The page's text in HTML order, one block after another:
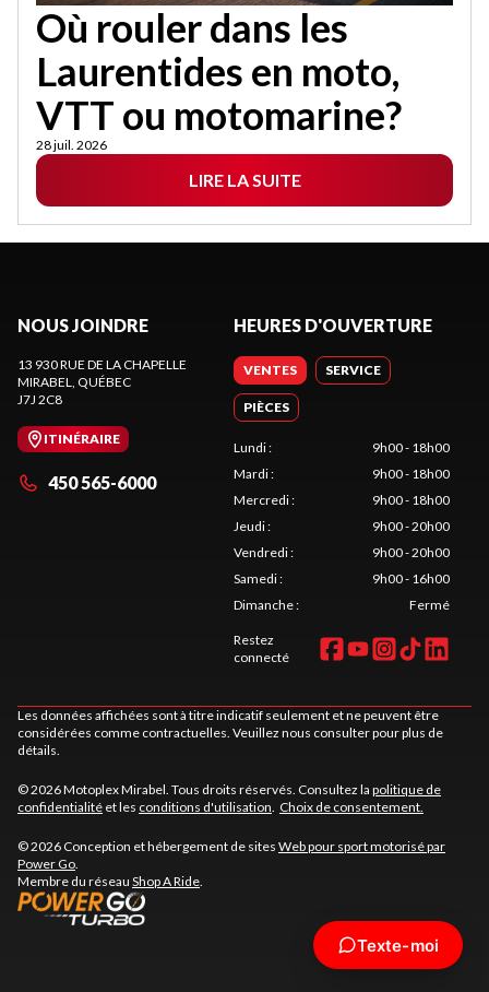
Où rouler dans les
Laurentides en moto,
VTT ou motomarine?
28 juil. 2026
LIRE LA SUITE
NOUS JOINDRE
13 930 RUE DE LA CHAPELLE
MIRABEL
, QUÉBEC
J7J 2C8
ITINÉRAIRE
450 565-6000
HEURES D'OUVERTURE
VENTES SERVICE
PIÈCES
Lundi:
9h00 - 18h00
Mardi:
9h00 - 18h00
Mercredi:
9h00 - 18h00
Jeudi:
9h00 - 20h00
Vendredi:
9h00 - 20h00
Samedi:
9h00 - 16h00
Dimanche: Fermé
Restez
connecté
Les données affichées sont à titre indicatif seulement et ne peuvent être
considérées comme contractuelles. Veuillez nous consulter pour plus de
détails.
© 2026 Motoplex Mirabel. Tous droits réservés. Consultez la politique de
confidentialité et les conditions d'utilisation Choix de consentement.
© 2026 Conception et hébergement de sites Web pour sport motorisé par
Power Go
Membre du réseau Shop A Ride
Texte-moi